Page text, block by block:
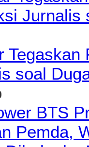
soal